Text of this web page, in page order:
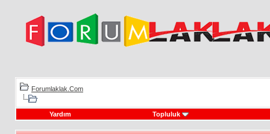
Forumlaklak.Com
Yardım Topluluk